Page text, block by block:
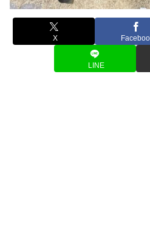
X
LINE